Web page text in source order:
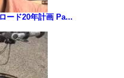
ード20年計画 Pa...